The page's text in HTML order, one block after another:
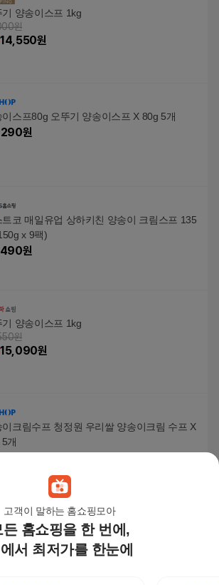
고객이 말하는 홈쇼핑모아
든 홈쇼핑을 한 번에,
서 최저가를 한눈에
기 양송이스프 1kg
원
14,550원
이스프80g 오뚜기 양송이스프 X 80g 5개
원
트코 매일유업 상하키친 양송이 크림스프 135
x 9팩)
원
기 양송이스프 1kg
원
15,090원
이크림수프 청정원 우리쌀 양송이크림 수프 X
개
기스프 양송이스프(오뚜기 1Kg)
원